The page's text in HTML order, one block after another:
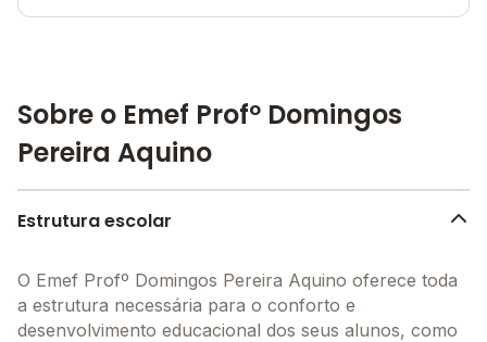
Sobre o Emef Profº Domingos
Pereira Aquino
Estrutura escolar
O Emef Profº Domingos Pereira Aquino oferece toda
a estrutura necessária para o conforto e
desenvolvimento educacional dos seus alunos, como